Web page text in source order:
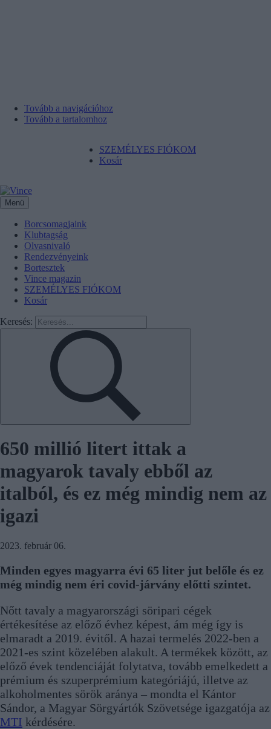
Tovább a navigációhoz
Tovább a tartalomhoz
SZEMÉLYES FIÓKOM
Kosár
Menü
Borcsomagjaink
Klubtagság
Olvasnivaló
Rendezvényeink
Bortesztek
Vince magazin
SZEMÉLYES FIÓKOM
Kosár
Keresés:
650 millió litert ittak a
magyarok tavaly ebből az
italból, és ez még mindig nem az
igazi
2023. február 06.
Minden egyes magyarra évi 65 liter jut belőle és ez
még mindig nem éri covid-járvány előtti szintet.
Nőtt tavaly a magyarországi söripari cégek
értékesítése az előző évhez képest, ám még így is
elmaradt a 2019. évitől. A hazai termelés 2022-ben a
2021-es szint közelében alakult. A termékek között, az
előző évek tendenciáját folytatva, tovább emelkedett a
prémium és szuperprémium kategóriájú, illetve az
alkoholmentes sörök aránya – mondta el Kántor
Sándor, a Magyar Sörgyártók Szövetsége igazgatója az
MTI kérdésére.